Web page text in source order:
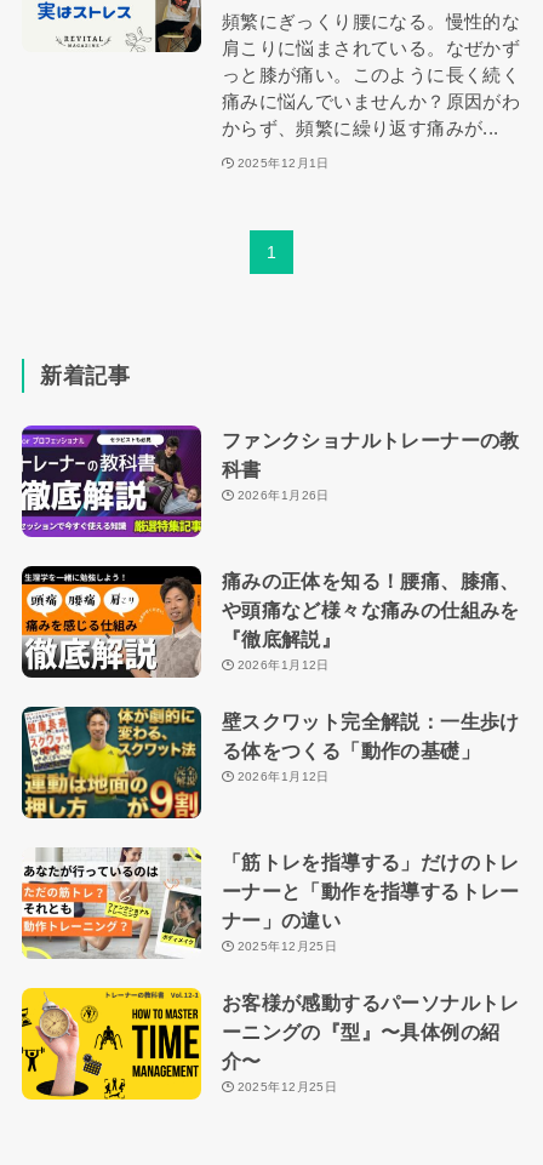
頻繁にぎっくり腰になる。慢性的な
肩こりに悩まされている。なぜかず
っと膝が痛い。このように長く続く
痛みに悩んでいませんか？原因がわ
からず、頻繁に繰り返す痛みが...
2025年12月1日
1
新着記事
ファンクショナルトレーナーの教
科書
2026年1月26日
痛みの正体を知る！腰痛、膝痛、
や頭痛など様々な痛みの仕組みを
『徹底解説』
2026年1月12日
壁スクワット完全解説：一生歩け
る体をつくる「動作の基礎」
2026年1月12日
「筋トレを指導する」だけのトレ
ーナーと「動作を指導するトレー
ナー」の違い
2025年12月25日
お客様が感動するパーソナルトレ
ーニングの『型』〜具体例の紹
介〜
2025年12月25日